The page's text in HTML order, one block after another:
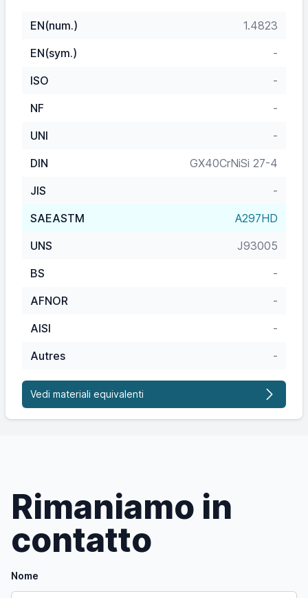
EN(num.)
1.4823
EN(sym.)
-
ISO
-
NF
-
UNI
-
DIN
GX40CrNiSi 27-4
JIS
-
SAEASTM
A297HD
UNS
J93005
BS
-
AFNOR
-
AISI
-
Autres
-
Vedi materiali equivalenti
Rimaniamo in
contatto
Nome